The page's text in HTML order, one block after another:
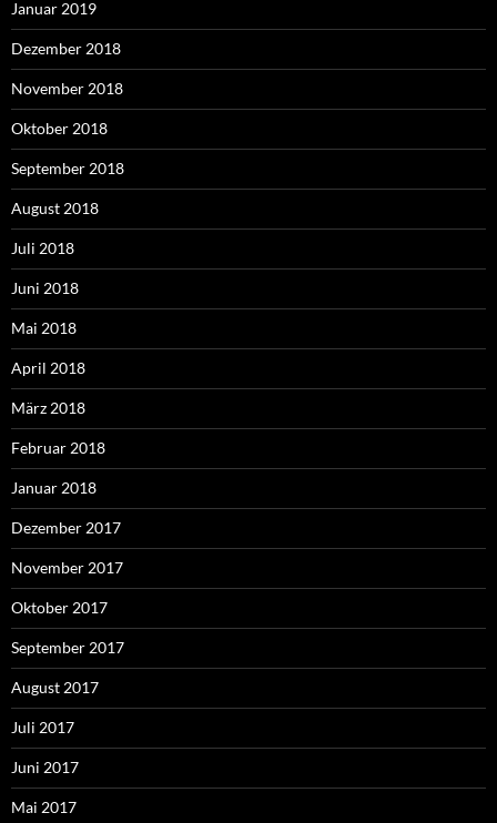
Januar 2019
Dezember 2018
November 2018
Oktober 2018
September 2018
August 2018
Juli 2018
Juni 2018
Mai 2018
April 2018
März 2018
Februar 2018
Januar 2018
Dezember 2017
November 2017
Oktober 2017
September 2017
August 2017
Juli 2017
Juni 2017
Mai 2017